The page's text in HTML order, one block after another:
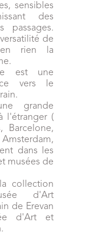
sensibles
des
passages.
de
en rien la
est une
vers le
grande
l'étranger (
Barcelone,
dans les
musées de
collection
d'Art
de Erevan
d'Art et